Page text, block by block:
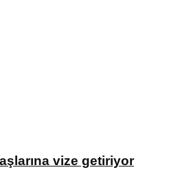
vize getiriyor